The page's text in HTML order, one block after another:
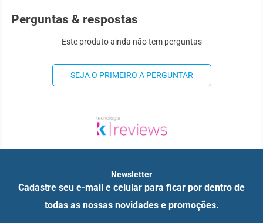
Perguntas & respostas
Este produto ainda não tem perguntas
SEJA O PRIMEIRO A PERGUNTAR
Newsletter
Cadastre seu e-mail e celular para ficar por dentro de
todas as nossas novidades e promoções.